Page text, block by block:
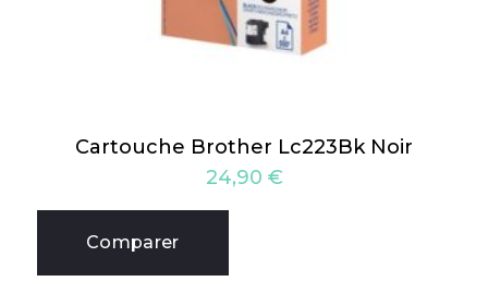
Cartouche Brother Lc223Bk Noir
24,90 €
Comparer